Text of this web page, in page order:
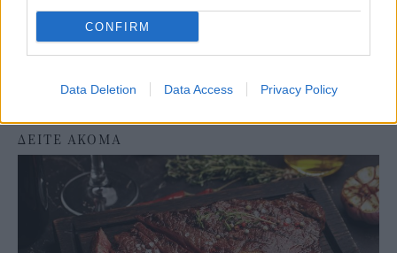
CONFIRM
Data Deletion Data Access Privacy Policy
ΔΕΙΤΕ ΑΚΟΜΑ